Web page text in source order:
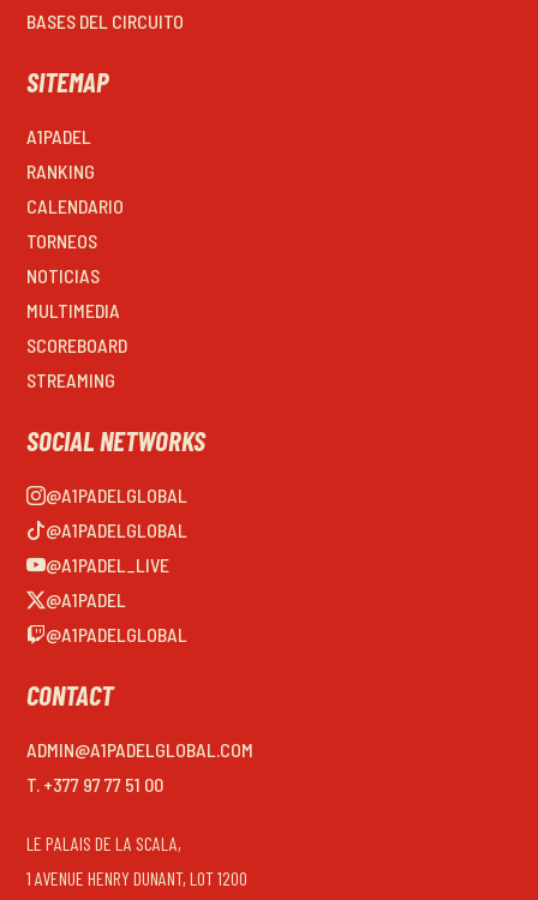
BASES DEL CIRCUITO
SITEMAP
A1PADEL
RANKING
CALENDARIO
TORNEOS
NOTICIAS
MULTIMEDIA
SCOREBOARD
STREAMING
SOCIAL NETWORKS
@A1PADELGLOBAL
@A1PADELGLOBAL
@A1PADEL_LIVE
@A1PADEL
@A1PADELGLOBAL
CONTACT
ADMIN@A1PADELGLOBAL.COM
T. +377 97 77 51 00
LE PALAIS DE LA SCALA,
1 AVENUE HENRY DUNANT, LOT 1200